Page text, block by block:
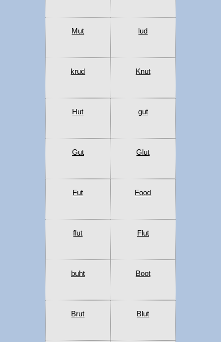
Mut lud
krud Knut
Hut gut
Gut Glut
Fut Food
flut Flut
buht Boot
Brut Blut